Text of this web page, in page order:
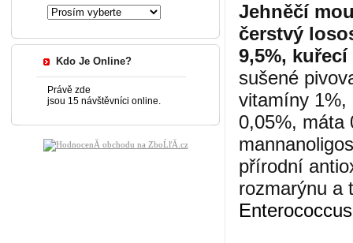
Kdo Je Online?
Právě zde
jsou 15 návštěvníci online.
Jehněčí
čerstvý
9,5%, kuřecí
sušené
vitamíny 1%,
0,05%, máta
přírodní
rozmarýnu a